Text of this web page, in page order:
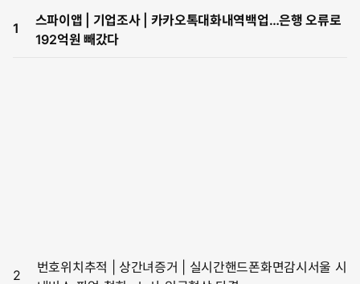
1
스파이앱 | 기업조사 | 카카오톡대화내역백업…은행 오류로
192억원 빼갔다
2
번호위치추적 | 상간녀증거 | 실시간핸드폰화면감시서울 시